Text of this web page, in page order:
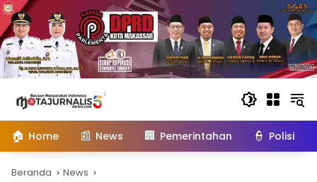
konten
🏠 Home 📰 News 🏢 Pemerintahan 👮 Polisi
Beranda News